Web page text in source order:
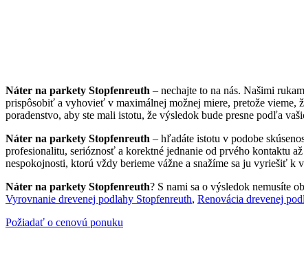
Náter na parkety Stopfenreuth – nechajte to na nás. Našimi
prispôsobiť a vyhovieť v maximálnej možnej miere, pretože vieme,
poradenstvo, aby ste mali istotu, že výsledok bude presne podľa
Náter na parkety Stopfenreuth – hľadáte istotu v podobe
profesionalitu, serióznosť a korektné jednanie od prvého kontaktu
nespokojnosti, ktorú vždy berieme vážne a snažíme sa ju vyriešiť k
Náter na parkety Stopfenreuth? S nami sa o výsledok nemusíte
Vyrovnanie drevenej podlahy Stopfenreuth, Renovácia drevenej
Požiadať o cenovú ponuku